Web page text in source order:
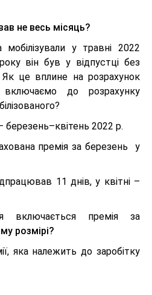
не весь місяць?
мобілізували у травні 2022
він був у відпустці без
це вплине на розрахунок
включаємо до розрахунку
березень–квітень 2022 р.
премія за березень у
11 днів, у квітні –
включається премія за
розмірі?
яка належить до заробітку